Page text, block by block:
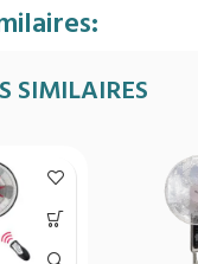
SIMILAIRES